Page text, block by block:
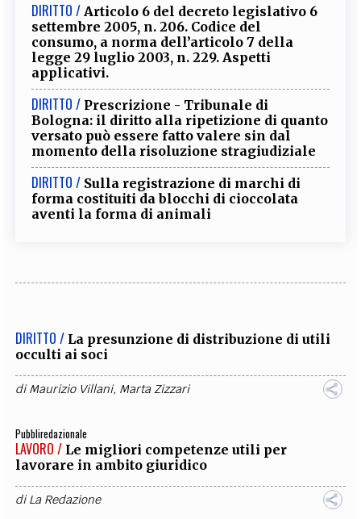
DIRITTO / Articolo 6 del decreto legislativo 6
settembre 2005, n. 206. Codice del
consumo, a norma dell’articolo 7 della
legge 29 luglio 2003, n. 229. Aspetti
applicativi.
DIRITTO / Prescrizione - Tribunale di
Bologna: il diritto alla ripetizione di quanto
versato può essere fatto valere sin dal
momento della risoluzione stragiudiziale
DIRITTO / Sulla registrazione di marchi di
forma costituiti da blocchi di cioccolata
aventi la forma di animali
DIRITTO / La presunzione di distribuzione di utili
occulti ai soci
diMaurizio Villani, Marta Zizzari
Pubbliredazionale
LAVORO / Le migliori competenze utili per
lavorare in ambito giuridico
diLa Redazione